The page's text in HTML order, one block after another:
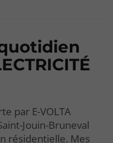
par E-VOLTA
Jouin-Bruneval
résidentielle. Mes